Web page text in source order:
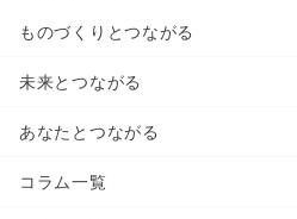
ものづくりとつながる
未来とつながる
あなたとつながる
コラム一覧